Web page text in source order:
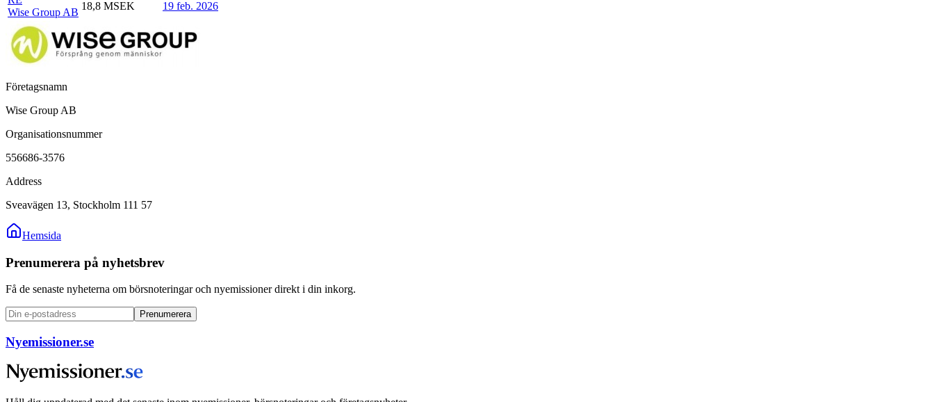
Wise Group AB
18,8 MSEK 19 feb. 2026
Företagsnamn
Wise Group AB
Organisationsnummer
556686-3576
Address
Sveavägen 13, Stockholm 111 57
Hemsida
Prenumerera på nyhetsbrev
Få de senaste nyheterna om börsnoteringar och nyemissioner direkt i din inkorg.
Prenumerera
Nyemissioner.se